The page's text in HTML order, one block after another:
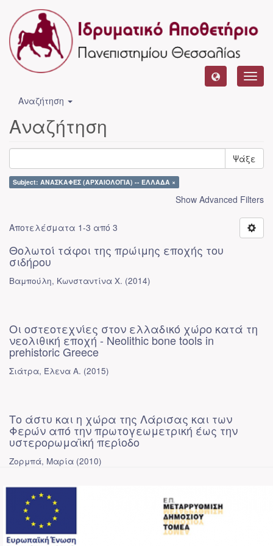
Αναζήτηση
Αναζήτηση
Ψάξε
Subject: ΑΝΑΣΚΑΦΕΣ (ΑΡΧΑΙΟΛΟΓΙΑ) -- ΕΛΛΑΔΑ ×
Show Advanced Filters
Αποτελέσματα 1-3 από 3
Θολωτοί τάφοι της πρώιμης εποχής του
σιδήρου
Βαμπούλη, Κωνσταντίνα Χ. (2014)
Οι οστεοτεχνίες στον ελλαδικό χώρο κατά τη
νεολιθική εποχή - Neolithic bone tools in
prehistoric Greece
Σιάτρα, Έλενα Α. (2015)
Το άστυ και η χώρα της Λάρισας και των
Φερών από την πρωτογεωμετρική έως την
υστερορωμαϊκή περίοδο
Ζορμπά, Μαρία (2010)